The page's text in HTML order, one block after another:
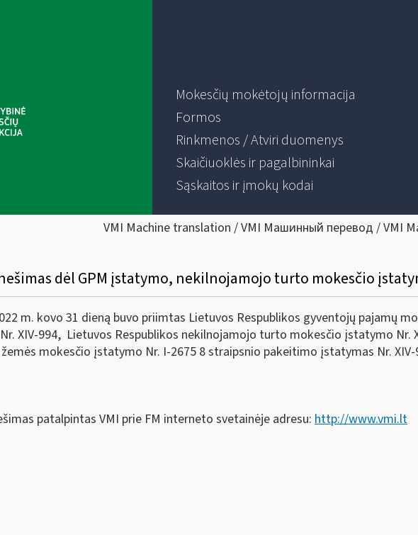
Mokesčių mokėtojų informacija
Formos
Rinkmenos / Atviri duomenys
Skaičiuoklės ir pagalbininkai
Sąskaitos ir įmokų kodai
VMI Machine translation / VMI Машинный перевод / VMI
dėl GPM įstatymo, nekilnojamojo turto mokesčio
m. kovo 31 dieną buvo priimtas Lietuvos Respublikos gyventojų pajamų
XIV-994, Lietuvos Respublikos nekilnojamojo turto mokesčio įstatymo Nr.
mokesčio įstatymo Nr. I-2675 8 straipsnio pakeitimo įstatymas Nr.
patalpintas VMI prie FM interneto svetainėje adresu: http://www.vmi.lt